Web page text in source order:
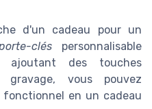
d'un cadeau pour un
cléspersonnalisable
ajoutant des touches
gravage, vous pouvez
en un cadeau